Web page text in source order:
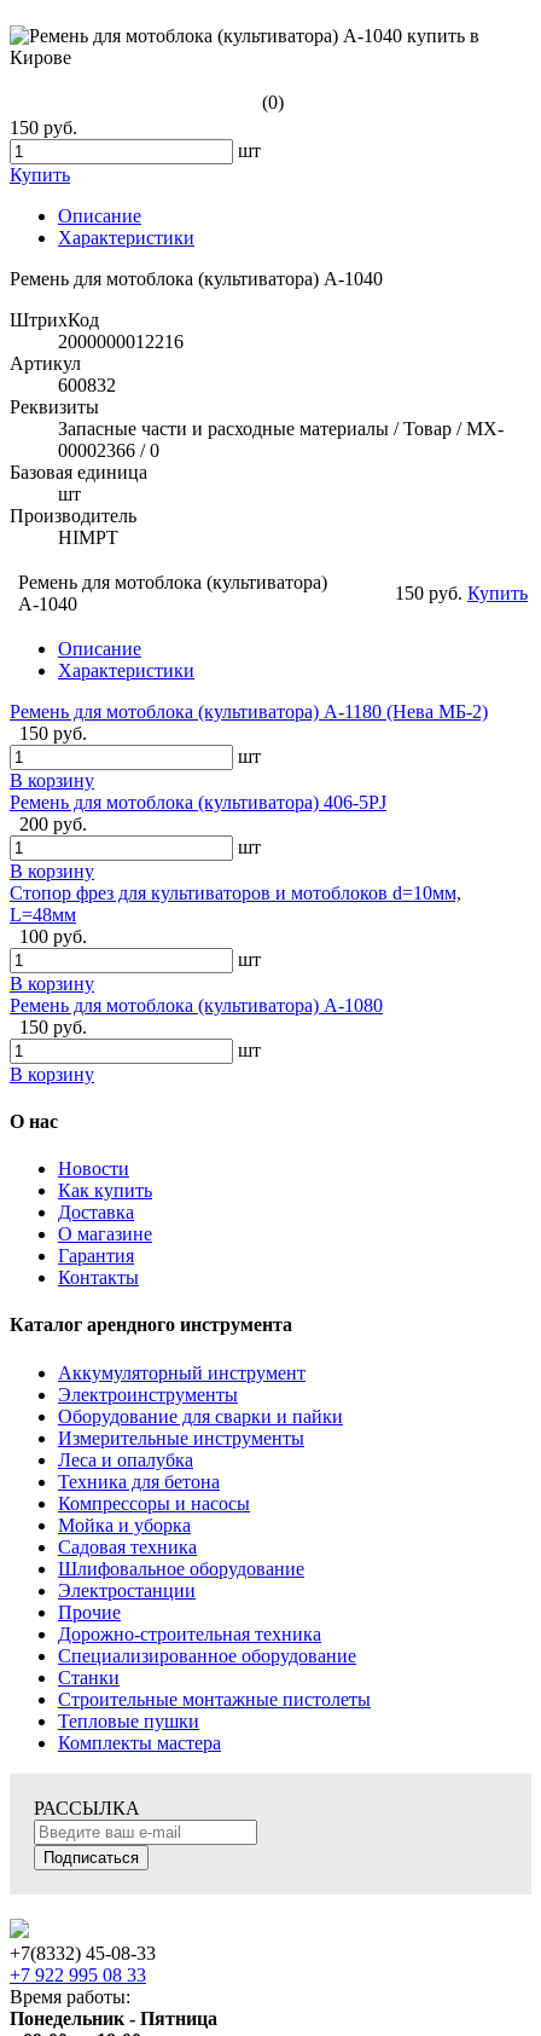
(0)
150 руб.
шт
Купить
Описание
Характеристики
Ремень для мотоблока (культиватора) А-1040
ШтрихКод
2000000012216
Артикул
600832
Реквизиты
Запасные части и расходные материалы / Товар / MX-
00002366 / 0
Базовая единица
шт
Производитель
HIMPT
Ремень для мотоблока (культиватора)
А-1040
150 руб. Купить
Описание
Характеристики
Ремень для мотоблока (культиватора) А-1180 (Нева МБ-2)
150 руб.
шт
В корзину
Ремень для мотоблока (культиватора) 406-5PJ
200 руб.
шт
В корзину
Стопор фрез для культиваторов и мотоблоков d=10мм,
L=48мм
100 руб.
шт
В корзину
Ремень для мотоблока (культиватора) А-1080
150 руб.
шт
В корзину
О нас
Новости
Как купить
Доставка
О магазине
Гарантия
Контакты
Каталог арендного инструмента
Аккумуляторный инструмент
Электроинструменты
Оборудование для сварки и пайки
Измерительные инструменты
Леса и опалубка
Техника для бетона
Компрессоры и насосы
Мойка и уборка
Садовая техника
Шлифовальное оборудование
Электростанции
Прочие
Дорожно-строительная техника
Специализированное оборудование
Станки
Строительные монтажные пистолеты
Тепловые пушки
Комплекты мастера
РАССЫЛКА
Подписаться
+7(8332) 45-08-33
+7 922 995 08 33
Время работы:
Понедельник - Пятница